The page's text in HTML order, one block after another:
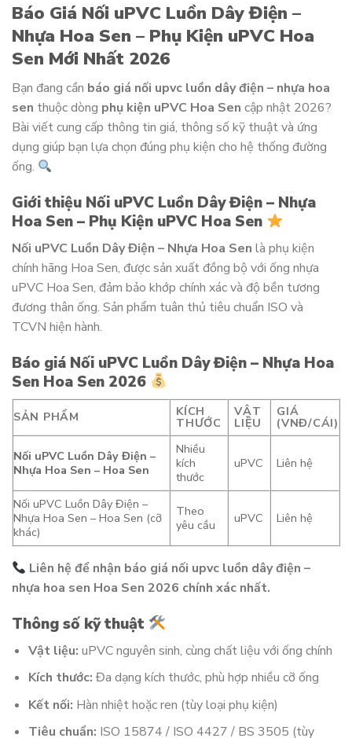
Báo Giá Nối uPVC Luồn Dây Điện –
Nhựa Hoa Sen – Phụ Kiện uPVC Hoa
Sen Mới Nhất 2026
Bạn đang cần báo giá nối upvc luồn dây điện – nhựa hoa
sen thuộc dòng phụ kiện uPVC Hoa Sen cập nhật 2026?
Bài viết cung cấp thông tin giá, thông số kỹ thuật và ứng
dụng giúp bạn lựa chọn đúng phụ kiện cho hệ thống đường
ống.
Giới thiệu Nối uPVC Luồn Dây Điện – Nhựa
Hoa Sen – Phụ Kiện uPVC Hoa Sen
Nối uPVC Luồn Dây Điện – Nhựa Hoa Sen là phụ kiện
chính hãng Hoa Sen, được sản xuất đồng bộ với ống nhựa
uPVC Hoa Sen, đảm bảo khớp chính xác và độ bền tương
đương thân ống. Sản phẩm tuân thủ tiêu chuẩn ISO và
TCVN hiện hành.
Báo giá Nối uPVC Luồn Dây Điện – Nhựa Hoa
Sen Hoa Sen 2026
SẢN PHẨM KÍCH
THƯỚC
VẬT
LIỆU
GIÁ
(VNĐ/CÁI)
Nối uPVC Luồn Dây Điện –
Nhựa Hoa Sen – Hoa Sen
Nhiều
kích
thước
uPVC Liên hệ
Nối uPVC Luồn Dây Điện –
Nhựa Hoa Sen – Hoa Sen (cỡ
khác)
Theo
yêu cầu
uPVC Liên hệ
Liên hệ để nhận báo giá nối upvc luồn dây điện –
nhựa hoa sen Hoa Sen 2026 chính xác nhất.
Thông số kỹ thuật
Vật liệu: uPVC nguyên sinh, cùng chất liệu với ống chính
Kích thước: Đa dạng kích thước, phù hợp nhiều cỡ ống
Kết nối: Hàn nhiệt hoặc ren (tùy loại phụ kiện)
Tiêu chuẩn: ISO 15874 / ISO 4427 / BS 3505 (tùy